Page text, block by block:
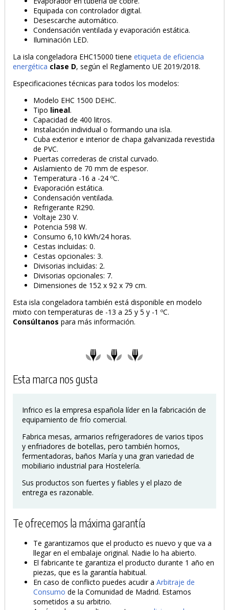
Equipada con controlador digital.
Desescarche automático.
Condensación ventilada y evaporación estática.
Iluminación LED.
La isla congeladora EHC15000 tieneetiqueta de eficiencia
energética clase D, según el Reglamento UE 2019/2018.
Especificaciones técnicas para todos los modelos:
Modelo EHC 1500 DEHC.
Tipo lineal.
Capacidad de 400 litros.
Instalación individual o formando una isla.
Cuba exterior e interior de chapa galvanizada revestida
de PVC.
Puertas correderas de cristal curvado.
Aislamiento de 70 mm de espesor.
Temperatura -16 a -24 ºC.
Evaporación estática.
Condensación ventilada.
Refrigerante R290.
Voltaje 230 V.
Potencia 598 W.
Consumo 6,10 kWh/24 horas.
Cestas incluidas: 0.
Cestas opcionales: 3.
Divisorias incluidas: 2.
Divisorias opcionales: 7.
Dimensiones de 152 x 92 x 79 cm.
Esta isla congeladora también está disponible en modelo
mixto con temperaturas de -13 a 25 y 5 y -1 ºC.
Consúltanospara más información.
Esta marca nos gusta
Infrico es la empresa española líder en la fabricación de
equipamiento de frío comercial.
Fabrica mesas, armarios refrigeradores de varios tipos
y enfriadores de botellas, pero también hornos,
fermentadoras, baños María y una gran variedad de
mobiliario industrial para Hostelería.
Sus productos son fuertes y fiables y el plazo de
entrega es razonable.
Te ofrecemos la máxima garantía
Te garantizamos que el producto es nuevo y que va a
llegar en el embalaje original. Nadie lo ha abierto.
El fabricante te garantiza el producto durante 1 año en
piezas, que es la garantía habitual.
En caso de conflicto puedes acudir aArbitraje de
Consumo de la Comunidad de Madrid. Estamos
sometidos a su arbitrio.